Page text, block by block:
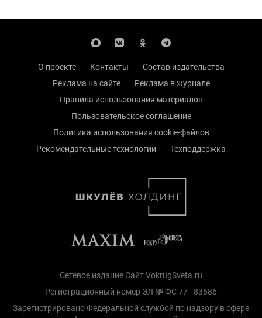
О проекте Контакты
Состав издательства
Реклама на сайте
Реклама в журнале
Правила использования материалов
Пользовательское соглашение
Политика использования cookie-файлов
Рекомендательные технологии
Техподдержка
Сетевое издание Сайт VokrugSveta.ru
Регистрационный номер ЭЛ № ФС 77 - 83686
Зарегистрировано Федеральной службой по надзору в сфере